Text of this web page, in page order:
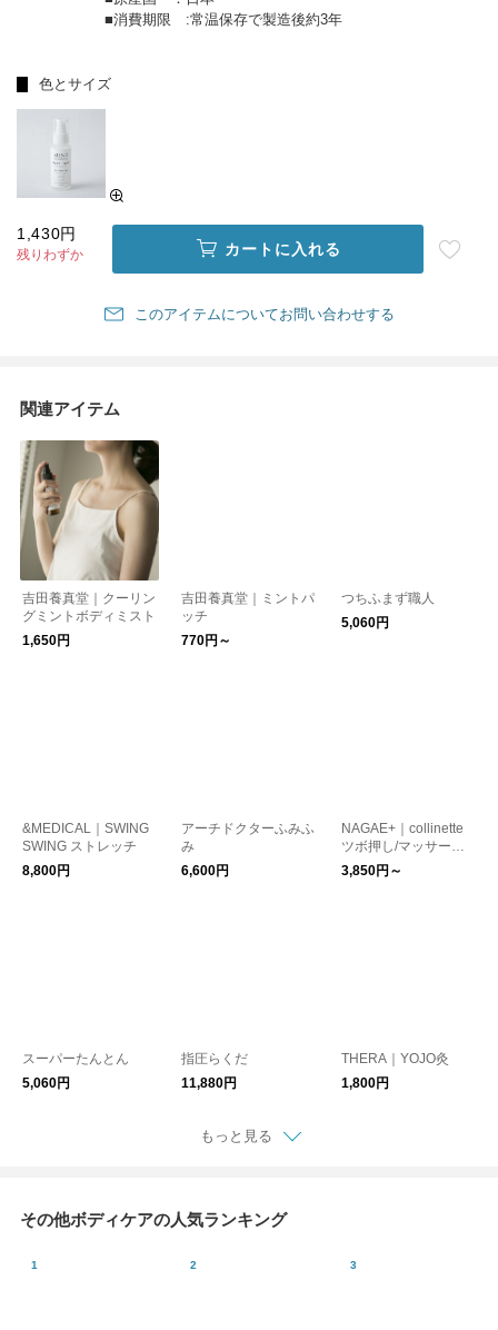
■消費期限 :常温保存で製造後約3年
色とサイズ
1,430円
残りわずか カートに入れる
このアイテムについてお問い合わせする
関連アイテム
吉田養真堂｜クーリン
グミントボディミスト
1,650円
吉田養真堂｜ミントパ
ッチ
770円～
つちふまず職人
5,060円
&MEDICAL｜SWING
SWING ストレッチ
8,800円
アーチドクターふみふ
み
6,600円
NAGAE+｜collinette
ツボ押し/マッサージ/
リラクセーション
3,850円～
スーパーたんとん
5,060円
指圧らくだ
11,880円
THERA｜YOJO灸
1,800円
もっと見る
その他ボディケアの人気ランキング